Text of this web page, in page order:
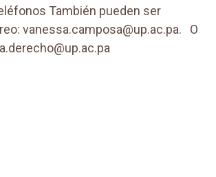
También pueden ser
vanessa.camposa@up.ac.pa. O